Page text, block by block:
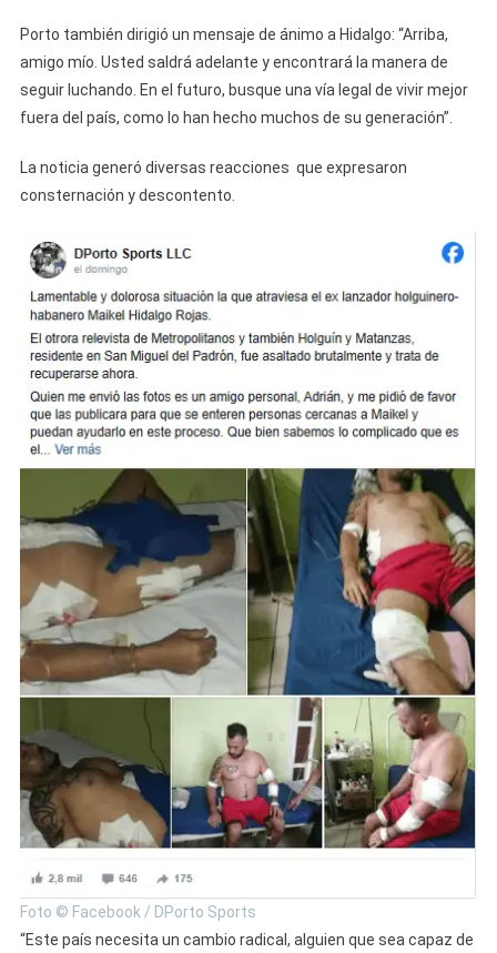
Porto también dirigió un mensaje de ánimo a Hidalgo: “Arriba,
amigo mío. Usted saldrá adelante y encontrará la manera de
seguir luchando. En el futuro, busque una vía legal de vivir mejor
fuera del país, como lo han hecho muchos de su generación”.
La noticia generó diversas reacciones que expresaron
consternación y descontento.
Foto © Facebook / DPorto Sports
“Este país necesita un cambio radical, alguien que sea capaz de